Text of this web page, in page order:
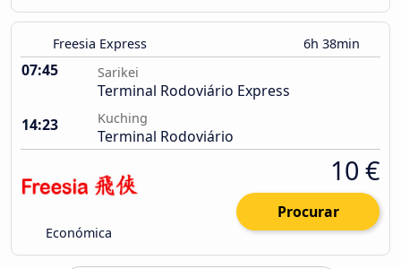
Freesia Express 6h 38min
07:45 Sarikei
Terminal Rodoviário Express
14:23
Kuching
Terminal Rodoviário
Económica
10 €
Procurar